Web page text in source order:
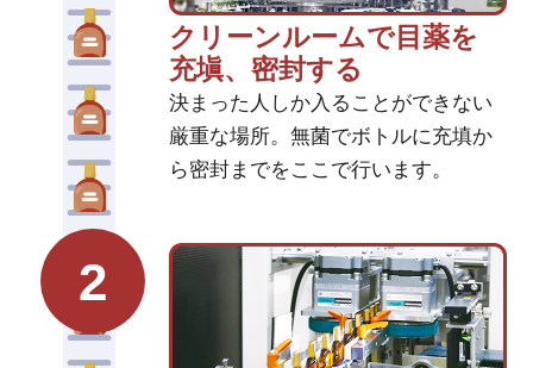
クリーンルームで目薬を
充塡、密封する
決まった人しか入ることができない
厳重な場所。無菌でボトルに充填か
ら密封までをここで行います。
2